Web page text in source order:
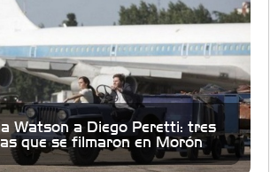
Watson a Diego Peretti: tres
que se filmaron en Morón